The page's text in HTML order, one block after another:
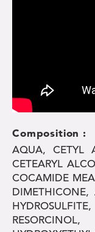
Composition :
AQUA, CETYL
CETEARYL
COCAMIDE
DIMETHICONE,